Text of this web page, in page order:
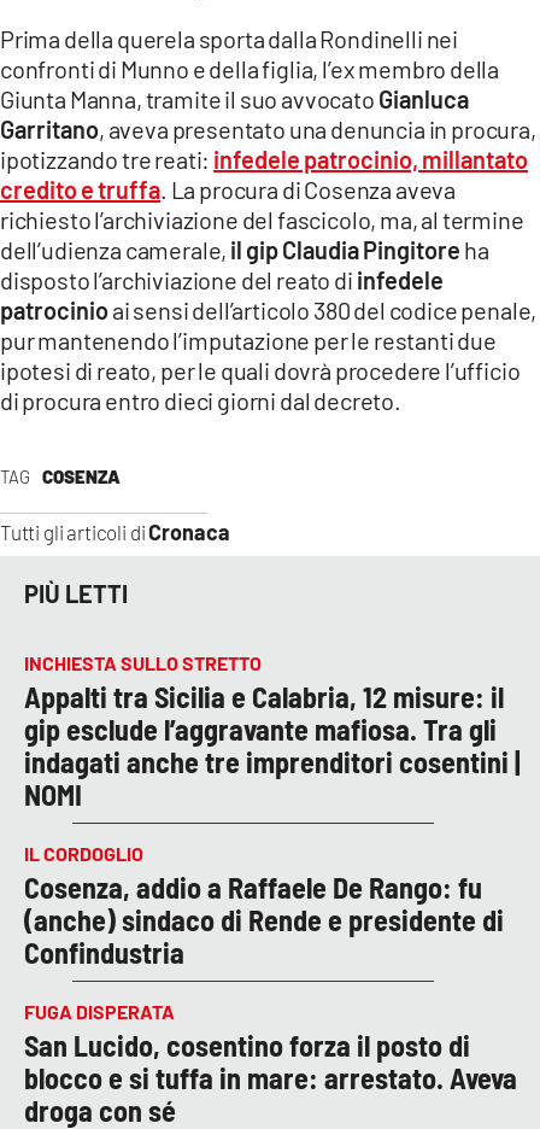
TAG COSENZA
Tutti gli articoli diCronaca
Prima della querela sporta dalla Rondinelli nei
confronti di Munno e della figlia, l’ex membro della
Giunta Manna, tramite il suo avvocato Gianluca
Garritano, aveva presentato una denuncia in procura,
ipotizzando tre reati: infedele patrocinio, millantato
credito e truffa . La procura di Cosenza aveva
richiesto l’archiviazione del fascicolo, ma, al termine
dell’udienza camerale, il gip Claudia Pingitore ha
disposto l’archiviazione del reato di infedele
patrocinioai sensi dell’articolo 380 del codice penale,
pur mantenendo l’imputazione per le restanti due
ipotesi di reato, per le quali dovrà procedere l’ufficio
di procura entro dieci giorni dal decreto.
PIÙ LETTI
INCHIESTA SULLO STRETTO
Appalti tra Sicilia e Calabria, 12 misure: il
gip esclude l’aggravante mafiosa. Tra gli
indagati anche tre imprenditori cosentini |
NOMI
IL CORDOGLIO
Cosenza, addio a Raffaele De Rango: fu
(anche) sindaco di Rende e presidente di
Confindustria
FUGA DISPERATA
San Lucido, cosentino forza il posto di
blocco e si tuffa in mare: arrestato. Aveva
droga con sé